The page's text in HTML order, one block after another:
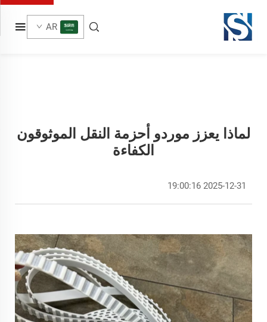
AR
لماذا يعزز موردو أحزمة النقل الموثوقون
الكفاءة
2025-12-31 19:00:16